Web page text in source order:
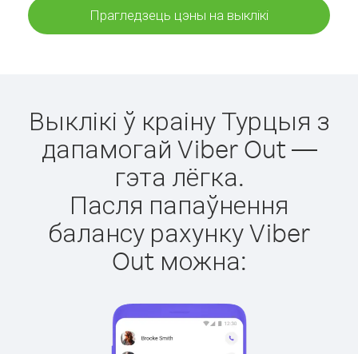
Прагледзець цэны на выклікі
Выклікі ў краіну Турцыя з
дапамогай Viber Out —
гэта лёгка.
Пасля папаўнення
балансу рахунку Viber
Out можна: